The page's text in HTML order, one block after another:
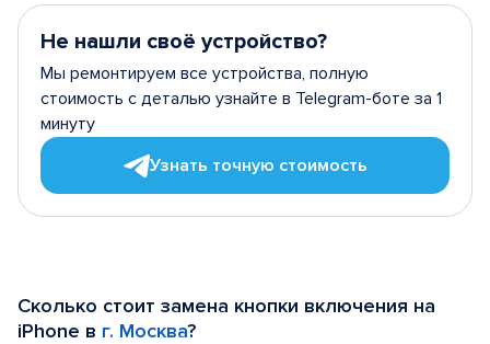
Не нашли своё устройство?
Мы ремонтируем все устройства, полную
стоимость с деталью узнайте в Telegram-боте за 1
минуту
Узнать точную стоимость
Сколько стоит замена кнопки включения на
iPhone в г. Москва?